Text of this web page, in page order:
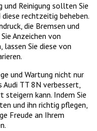
Reinigung sollten Sie
rechtzeitig beheben.
die Bremsen und
Anzeichen von
lassen Sie diese von
und Wartung nicht nur
Audi TT 8N verbessert,
steigern kann. Indem Sie
und ihn richtig pflegen,
Freude an Ihrem